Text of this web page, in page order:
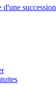
succession